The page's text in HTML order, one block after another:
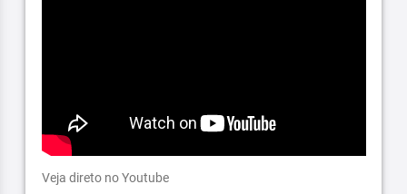
Veja direto no Youtube